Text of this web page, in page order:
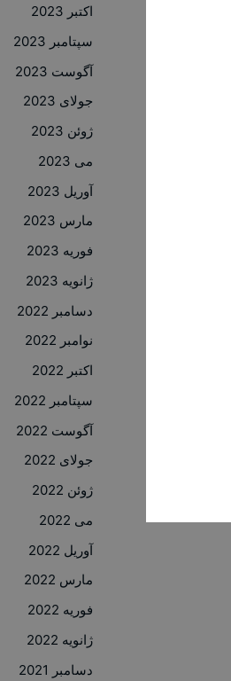
اکتبر 2023
سپتامبر 2023
آگوست 2023
جولای 2023
ژوئن 2023
می 2023
آوریل 2023
مارس 2023
فوریه 2023
ژانویه 2023
دسامبر 2022
نوامبر 2022
اکتبر 2022
سپتامبر 2022
آگوست 2022
جولای 2022
ژوئن 2022
می 2022
آوریل 2022
مارس 2022
فوریه 2022
ژانویه 2022
دسامبر 2021